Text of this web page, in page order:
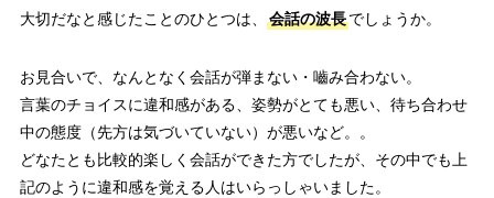
大切だなと感じたことのひとつは、 会話の波長でしょうか。
お見合いで、なんとなく会話が弾まない・嚙み合わない。
言葉のチョイスに違和感がある、姿勢がとても悪い、待ち合わせ
中の態度（先方は気づいていない）が悪いなど。。
どなたとも比較的楽しく会話ができた方でしたが、その中でも上
記のように違和感を覚える人はいらっしゃいました。